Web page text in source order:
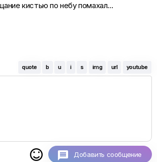
кистью по небу помахал...
quote b u i s img url youtube
 Добавить сообщение